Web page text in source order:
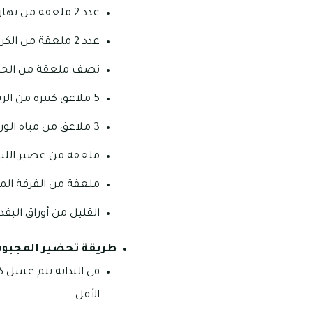
عدد 2 ملعقة من بهارات الكاري.
عدد 2 ملعقة من الكركم.
نصف ملعقة من
5 ملاعق كبيرة من الزبد أو السمن الطبيعي.
3 ملاعق من مياه الورد.
ملعقة من عصير
ملعقة من القرفة
القليل من أوراق
طريقة تحضير
في البداية يتم غسل
الأقل.